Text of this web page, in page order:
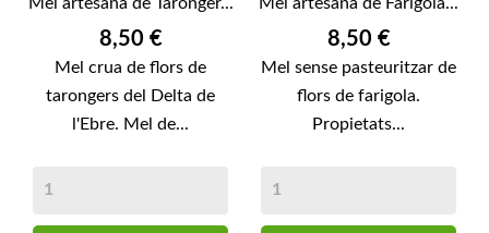
Preu
8,50 €
Mel crua de flors de
tarongers del Delta de
l'Ebre. Mel de...
Preu
8,50 €
Mel sense pasteuritzar de
flors de farigola.
Propietats...